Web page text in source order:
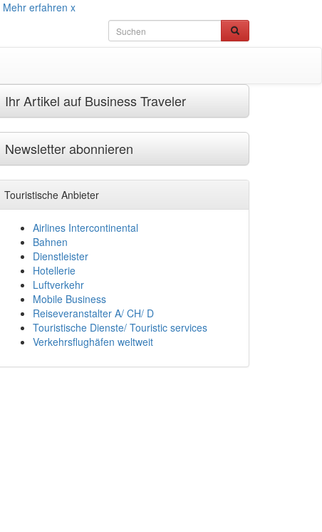
Mehr erfahren x
Ihr Artikel auf Business Traveler
Newsletter abonnieren
Touristische Anbieter
Airlines Intercontinental
Bahnen
Dienstleister
Hotellerie
Luftverkehr
Mobile Business
Reiseveranstalter A/ CH/ D
Touristische Dienste/ Touristic services
Verkehrsflughäfen weltweit